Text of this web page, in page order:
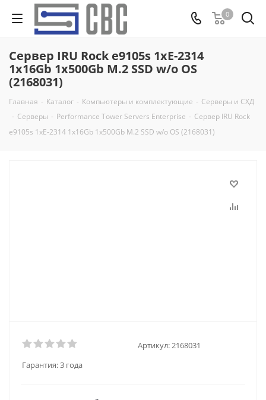
0
Сервер IRU Rock e9105s 1xE-2314
1x16Gb 1x500Gb M.2 SSD w/o OS
(2168031)
Главная - Каталог - Компьютеры и комплектующие - Серверы и СХД
- Серверы - Performance Tower Servers Enterprise - Сервер IRU Rock
e9105s 1xE-2314 1x16Gb 1x500Gb M.2 SSD w/o OS (2168031)
Артикул: 2168031
Гарантия:3 года